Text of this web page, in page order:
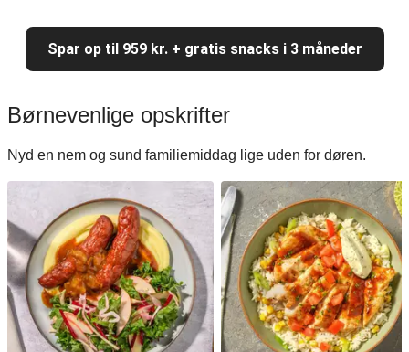
Spar op til 959 kr. + gratis snacks i 3 måneder
Børnevenlige opskrifter
Nyd en nem og sund familiemiddag lige uden for døren.